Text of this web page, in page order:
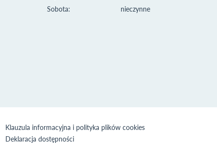
Sobota:
nieczynne
Klauzula informacyjna i polityka plików cookies
Deklaracja dostępności